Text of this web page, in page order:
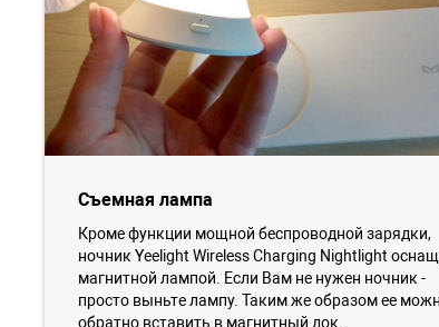
Съемная лампа
Кроме функции мощной беспроводной зарядки,
ночник Yeelight Wireless Charging Nightlight
магнитной лампой. Если Вам не нужен ночник -
просто выньте лампу. Таким же образом ее
обратно вставить в магнитный док.